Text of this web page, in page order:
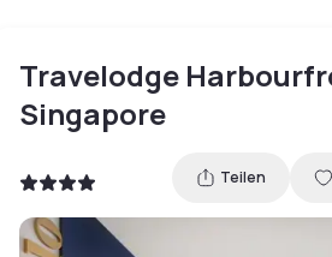
Travelodge
Singapore
Teilen